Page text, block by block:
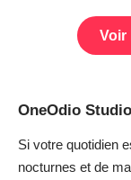
Voir
OneOdio
Si votre quotidien
nocturnes et de